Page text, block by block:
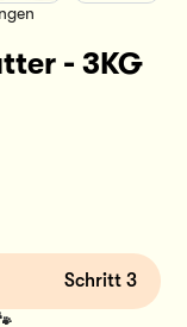
- 3KG
Schritt 3